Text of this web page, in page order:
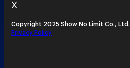
X
Copyright 2025 Show No Limit Co., Ltd.
Privacy Policy